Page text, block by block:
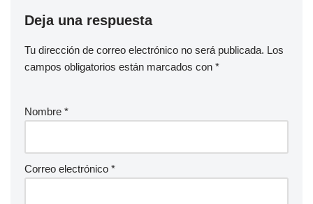
Deja una respuesta
Tu dirección de correo electrónico no será publicada. Los
campos obligatorios están marcados con *
Nombre *
Correo electrónico *